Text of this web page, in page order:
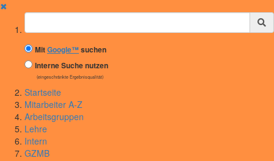
✖
Suchbegriff
MitGoogle™suchen
Interne Suche nutzen
(eingeschränkte Ergebnisqualität)
Startseite
Mitarbeiter A-Z
Arbeitsgruppen
Lehre
Intern
GZMB